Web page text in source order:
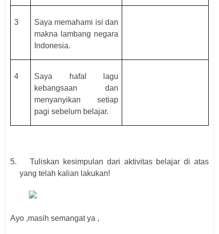
3
Saya memahami isi dan
makna lambang negara
Indonesia.
4
Saya hafal lagu
kebangsaan dan
menyanyikan setiap
pagi sebelum belajar.
5.
Tuliskan kesimpulan dari aktivitas belajar di atas
yang telah kalian lakukan!
Ayo ,masih semangat ya ,